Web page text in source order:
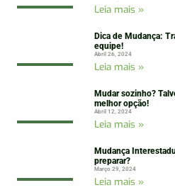
Leia mais »
Dica de Mudança:
equipe!
Abril 26, 2024
Leia mais »
Mudar sozinho?
melhor opção!
Abril 12, 2024
Leia mais »
Mudança
preparar?
Março 29, 2024
Leia mais »